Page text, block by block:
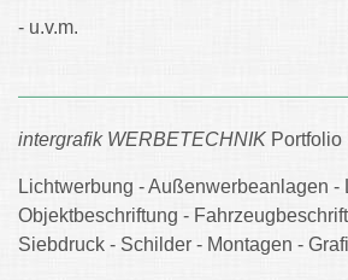
- u.v.m.
intergrafik WERBETECHNIK Portfolio
Lichtwerbung - Außenwerbeanlagen -
Objektbeschriftung -
Siebdruck - Schilder - Montagen -